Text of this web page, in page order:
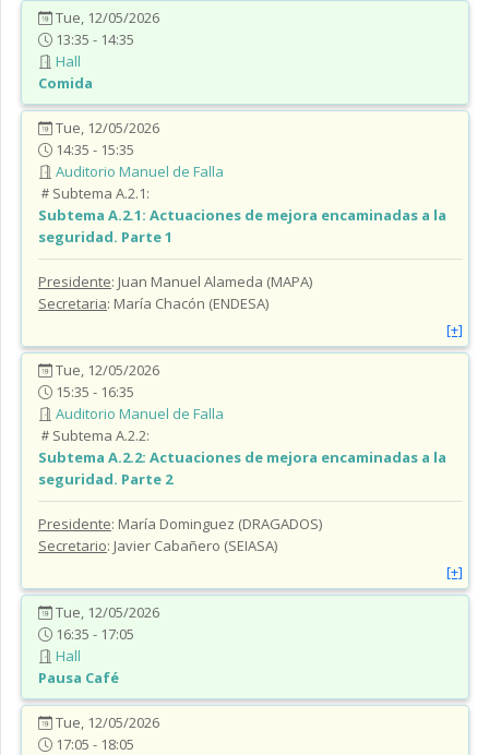
Tue, 12/05/2026
13:35 - 14:35
Hall
Comida
Tue, 12/05/2026
14:35 - 15:35
Auditorio Manuel de Falla
Subtema A.2.1:
Subtema A.2.1: Actuaciones de mejora encaminadas a la
seguridad. Parte 1
Presidente: Juan Manuel Alameda (MAPA)
Secretaria: María Chacón (ENDESA)
[+]
Tue, 12/05/2026
15:35 - 16:35
Auditorio Manuel de Falla
Subtema A.2.2:
Subtema A.2.2: Actuaciones de mejora encaminadas a la
seguridad. Parte 2
Presidente: María Dominguez (DRAGADOS)
Secretario: Javier Cabañero (SEIASA)
[+]
Tue, 12/05/2026
16:35 - 17:05
Hall
Pausa Café
Tue, 12/05/2026
17:05 - 18:05